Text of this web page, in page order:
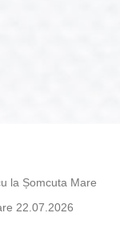
la Șomcuta Mare
22.07.2026